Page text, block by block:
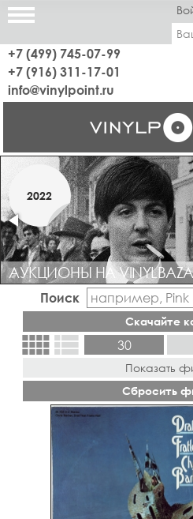
+7 (499) 745-07-99
+7 (916) 311-17-01
info@vinylpoint.ru
МАРТ
2019
2022
АУКЦИОНЫ НА
Поиск
Скачайте
view_comfyview_list 30
Показать
Сбросить